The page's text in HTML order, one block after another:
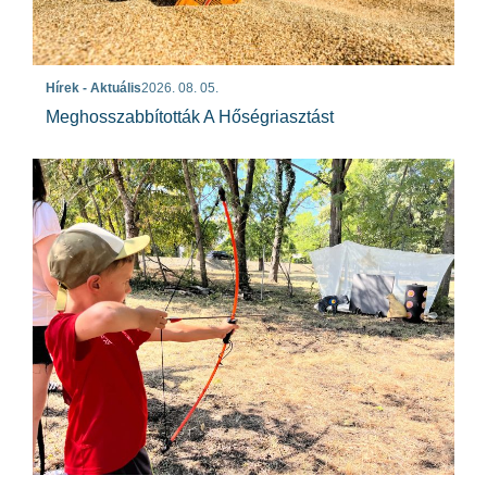
Hírek - Aktuális2026. 08. 05.
Meghosszabbították A Hőségriasztást